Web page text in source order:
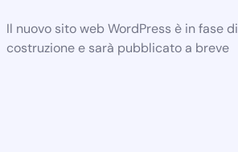
Il nuovo sito web WordPress è in fase di
costruzione e sarà pubblicato a breve